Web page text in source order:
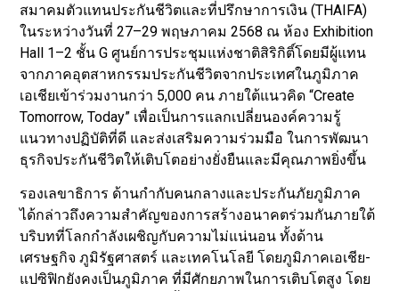
สมาคมตัวแทนประกันชีวิตและที่ปรึกษาการเงิน (THAIFA)
ในระหว่างวันที่ 27–29 พฤษภาคม 2568 ณ ห้อง Exhibition
Hall 1–2 ชั้น G ศูนย์การประชุมแห่งชาติสิริกิติ์โดยมีผู้แทน
จากภาคอุตสาหกรรมประกันชีวิตจากประเทศในภูมิภาค
เอเชียเข้าร่วมงานกว่า 5,000 คน ภายใต้แนวคิด “Create
Tomorrow, Today” เพื่อเป็นการแลกเปลี่ยนองค์ความรู้
แนวทางปฏิบัติที่ดี และส่งเสริมความร่วมมือ ในการพัฒนา
ธุรกิจประกันชีวิตให้เติบโตอย่างยั่งยืนและมีคุณภาพยิ่งขึ้น
รองเลขาธิการ ด้านกำกับคนกลางและประกันภัยภูมิภาค
ได้กล่าวถึงความสำคัญของการสร้างอนาคตร่วมกันภายใต้
บริบทที่โลกกำลังเผชิญกับความไม่แน่นอน ทั้งด้าน
เศรษฐกิจ ภูมิรัฐศาสตร์ และเทคโนโลยี โดยภูมิภาคเอเชีย-
แปซิฟิกยังคงเป็นภูมิภาค ที่มีศักยภาพในการเติบโตสูง โดย